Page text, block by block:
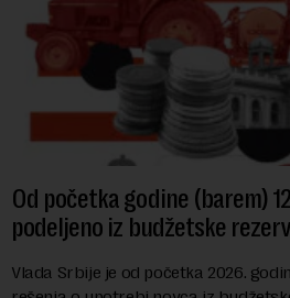
Od početka godine (barem)
podeljeno iz budžetske
Vlada Srbije je od početka 2026.